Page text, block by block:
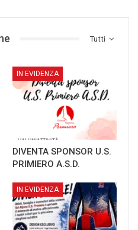
Tutti
IN EVIDENZA
DIVENTA SPONSOR U.S.
PRIMIERO A.S.D.
IN EVIDENZA